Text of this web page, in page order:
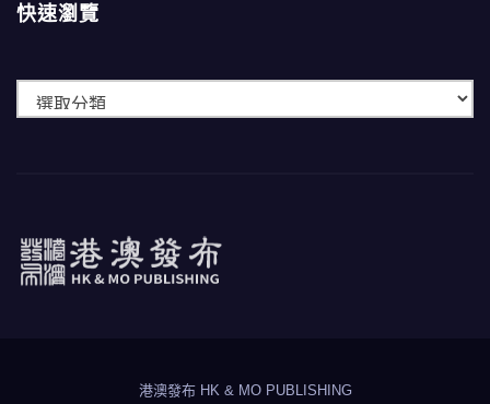
快速瀏覽
港澳發布 HK & MO PUBLISHING